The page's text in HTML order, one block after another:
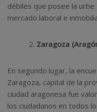
débiles que posee la
mercado laboral e
Zaragoza
En segundo lugar, la
Zaragoza, capital de la
ciudad aragonesa fue
los ciudadanos en todos